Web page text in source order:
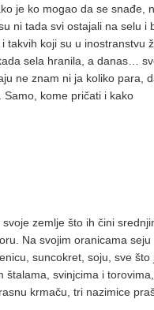
je ko mogao da se snađe,
ni tada svi ostajali na selu i
takvih koji su u inostranstvu
sela hranila, a danas…
ne znam ni ja koliko para,
kome pričati i kako
zemlje što ih čini
Na svojim oranicama seju
suncokret, soju, sve što
štalama, svinjcima i torovima,
krmaču, tri nazimice